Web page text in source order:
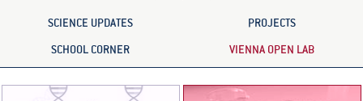
SCIENCE UPDATES PROJECTS
SCHOOL CORNER VIENNA OPEN LAB